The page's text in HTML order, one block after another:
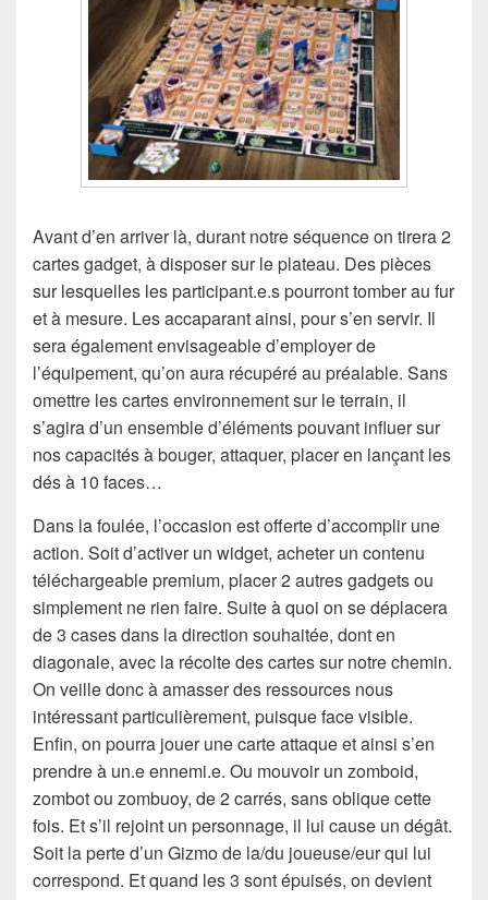
Avant d’en arriver là, durant notre séquence on tirera 2
cartes gadget, à disposer sur le plateau. Des pièces
sur lesquelles les participant.e.s pourront tomber au fur
et à mesure. Les accaparant ainsi, pour s’en servir. Il
sera également envisageable d’employer de
l’équipement, qu’on aura récupéré au préalable. Sans
omettre les cartes environnement sur le terrain, il
s’agira d’un ensemble d’éléments pouvant influer sur
nos capacités à bouger, attaquer, placer en lançant les
dés à 10 faces…
Dans la foulée, l’occasion est offerte d’accomplir une
action. Soit d’activer un widget, acheter un contenu
téléchargeable premium, placer 2 autres gadgets ou
simplement ne rien faire. Suite à quoi on se déplacera
de 3 cases dans la direction souhaitée, dont en
diagonale, avec la récolte des cartes sur notre chemin.
On veille donc à amasser des ressources nous
intéressant particulièrement, puisque face visible.
Enfin, on pourra jouer une carte attaque et ainsi s’en
prendre à un.e ennemi.e. Ou mouvoir un zomboid,
zombot ou zombuoy, de 2 carrés, sans oblique cette
fois. Et s’il rejoint un personnage, il lui cause un dégât.
Soit la perte d’un Gizmo de la/du joueuse/eur qui lui
correspond. Et quand les 3 sont épuisés, on devient